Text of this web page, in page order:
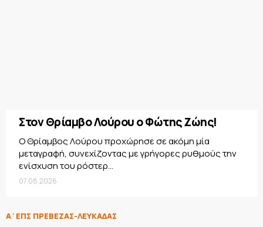
Στον Θρίαμβο Λούρου ο Φώτης Ζώης!
Ο Θρίαμβος Λούρου προχώρησε σε ακόμη μία
μεταγραφή, συνεχίζοντας με γρήγορες ρυθμούς την
ενίσχυση του ρόστερ...
07.08.2026
Α΄ΕΠΣ ΠΡΕΒΕΖΑΣ-ΛΕΥΚΑΔΑΣ